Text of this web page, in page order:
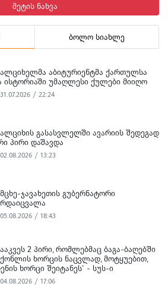
მეტის ნახვა
ბოლო სიახლე
ᲐᲑᲘᲢᲣᲠᲘᲔᲜᲢᲛᲐ ᲥᲐᲠᲗᲣᲚᲡᲐ
ᲘᲡᲢᲝᲠᲘᲐᲨᲘ ᲣᲛᲐᲦᲚᲔᲡᲘ ᲥᲣᲚᲔᲑᲘ ᲛᲘᲘᲦᲝ
31.07.2026 / 22:24
ᲒᲐᲡᲐᲡᲕᲚᲔᲚᲨᲘ ᲐᲕᲐᲠᲘᲘᲡ ᲨᲔᲓᲔᲒᲐᲓ
ᲞᲘᲠᲘ ᲓᲐᲨᲐᲕᲓᲐ
02.08.2026 / 13:23
ᲯᲐᲕᲐᲮᲔᲗᲘᲡ ᲒᲣᲑᲔᲠᲜᲐᲢᲝᲠᲘ
05.08.2026 / 18:43
2 ᲞᲘᲠᲘ, ᲠᲝᲛᲚᲔᲑᲛᲐᲪ ᲑᲐᲒᲐ-ᲑᲐᲦᲔᲑᲨᲘ
ᲮᲝᲠᲪᲘᲡ ᲜᲐᲪᲕᲚᲐᲓ, ᲛᲝᲢᲧᲣᲔᲑᲘᲗ,
ᲮᲝᲠᲪᲘ ᲨᲔᲘᲢᲐᲜᲔᲡ’ - ᲡᲣᲡ-Ი
04.08.2026 / 17:06